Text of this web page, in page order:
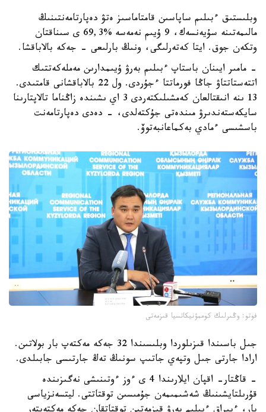
وبلىستىق ءبىلىم ساپاسىن قامتاماسىز ەتۋ دەپارتامەنتىنىڭ
مالىمەتىنە سۇيەنسەك، 9 ۇيىم نەمەسە %69,3 ى سىناقتان
وتكەن جوق. ايتا كەتەرلىگى، ونىڭ بارلىعى - جەكە بالاباقشا.
- مامىر ايىنان باستاپ ءبىلىم بەرۋ ۇيىمدارىن مەملەكەتتىك
اتتەستاتتاۋ جاڭا فورماتتا ءجۇردى. ول 22 بالاباقشانى قامتىدى.
13 ىنە انىقتالعان كەمشىلىكتەردى 3 اي ىشىندە زاڭناما تالاپتارىنا
سايكەستەندىرۋ مىندەتى جۇكتەلدى، - دەدى دەپارتامەنت
باسشىسى ءمادي بەكماعانبەتوۆ.
فوتو: وڭىرلىك كوممۋنيكاتسيا قىزمەتى
جىل باسىندا قىزىلوردا وبلىسىندا 32 جەكە مەكتەپ بار بولاتىن.
ارادا جارتى جىل وتپەي جاتىپ سونىڭ تەڭ جارتىسى جابىلدى.
- قاڭتار- اقپان ايلارىندا 4 ى ءوز ءوتىنىشى نەگىزىندە
قۇرىلتايشىنىڭ شەشىمىمەن جۇمىسىن توقتاتتى. ليتسەنزياسى